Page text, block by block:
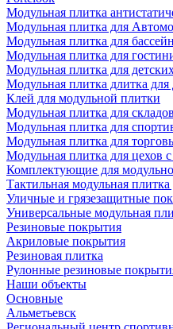
Модульная плитка
Модульная плитка для
Модульная плитка для
Модульная плитка для
Модульная плитка для
Модульная плитка длитка
Клей для модульной плитки
Модульная плитка для
Модульная плитка для
Модульная плитка для
Модульная плитка для
Комплектующие для
Тактильная модульная
Уличные и грязезащитные
Универсальные модульная
Резиновые покрытия
Акриловые покрытия
Резиновая плитка
Рулонные резиновые
Наши объекты
Основные
Альметьевск